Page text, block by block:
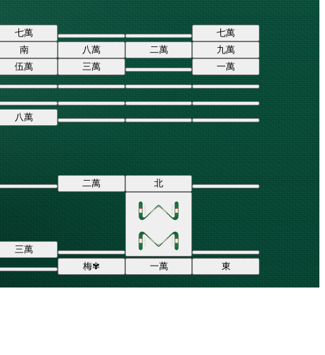
七萬 七萬
南 八萬 二萬 九萬
伍萬 三萬 一萬
八萬
二萬 北
三萬
梅✾ 一萬 東